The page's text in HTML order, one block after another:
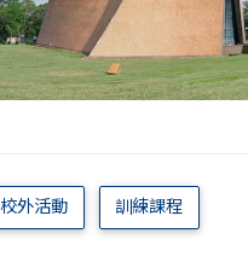
校外活動 訓練課程